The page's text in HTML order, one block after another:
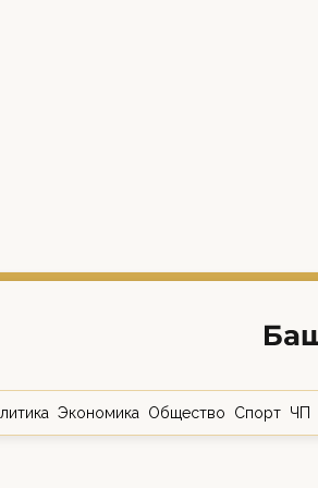
Экономика Общество Спорт ЧП